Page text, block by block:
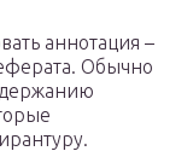
аннотация –
Обычно